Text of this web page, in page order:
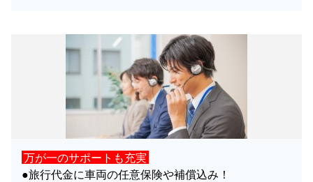
万が一のサポートも充実
●旅行代金に車両の任意保険や補償込み！